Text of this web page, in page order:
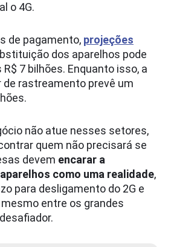
o 4G.
de pagamento, projeções
dos aparelhos pode
7 bilhões. Enquanto isso, a
rastreamento prevê um
não atue nesses setores,
quem não precisará se
devem encarar a
como uma realidade,
para desligamento do 2G e
entre os grandes